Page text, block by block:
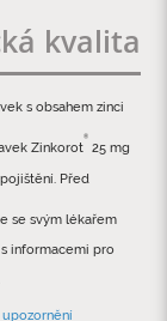
kvalita
s obsahem zinci
Zinkorot
®
25 mg
Před
se svým lékařem
informacemi pro
upozornění